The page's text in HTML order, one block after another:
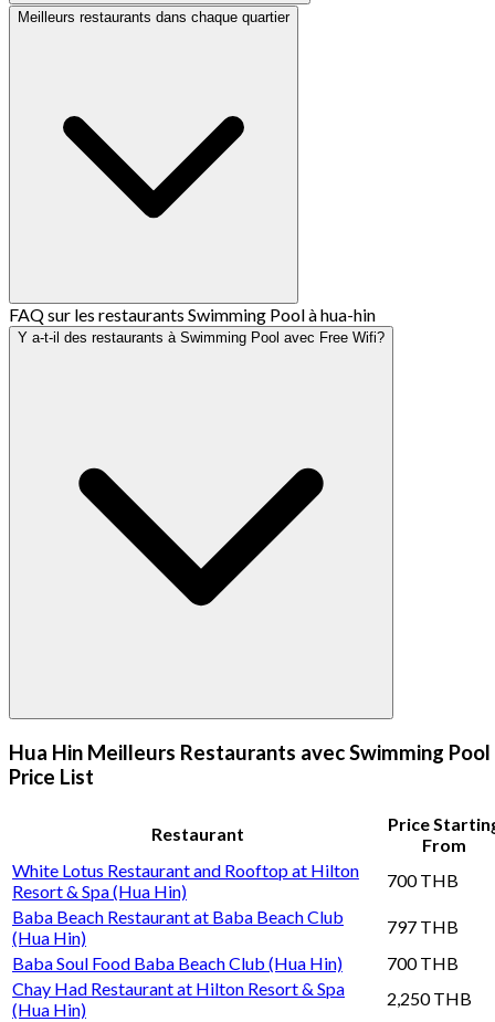
Meilleurs restaurants dans chaque quartier
FAQ sur les restaurants Swimming Pool à hua-hin
Y a-t-il des restaurants à Swimming Pool avec Free Wifi?
Hua Hin Meilleurs Restaurants avec Swimming Pool
Price List
Restaurant
Price
From
White Lotus Restaurant and Rooftop at Hilton
Resort & Spa (Hua Hin)
700 THB
Baba Beach Restaurant at Baba Beach Club
(Hua Hin)
797 THB
Baba Soul Food Baba Beach Club (Hua Hin)
700 THB
Chay Had Restaurant at Hilton Resort & Spa
(Hua Hin)
2,250 THB